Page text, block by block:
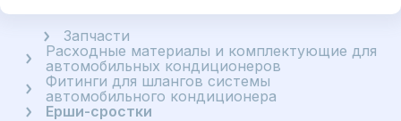
ГлавнаяЗапчасти
Расходные материалы и комплектующие для
автомобильных кондиционеров
Фитинги для шлангов системы
автомобильного кондиционера
Ерши-сростки